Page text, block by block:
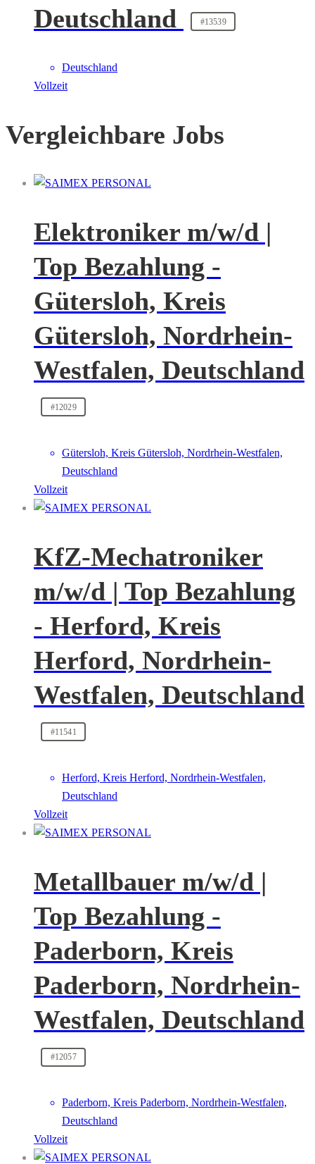
Deutschland
#13539
Deutschland
Vollzeit
Vergleichbare Jobs
Elektroniker m/w/d |
Top Bezahlung -
Gütersloh, Kreis
Gütersloh, Nordrhein-
Westfalen, Deutschland
#12029
Gütersloh, Kreis Gütersloh, Nordrhein-Westfalen,
Deutschland
Vollzeit
KfZ-Mechatroniker
m/w/d | Top Bezahlung
- Herford, Kreis
Herford, Nordrhein-
Westfalen, Deutschland
#11541
Herford, Kreis Herford, Nordrhein-Westfalen,
Deutschland
Vollzeit
Metallbauer m/w/d |
Top Bezahlung -
Paderborn, Kreis
Paderborn, Nordrhein-
Westfalen, Deutschland
#12057
Paderborn, Kreis Paderborn, Nordrhein-Westfalen,
Deutschland
Vollzeit